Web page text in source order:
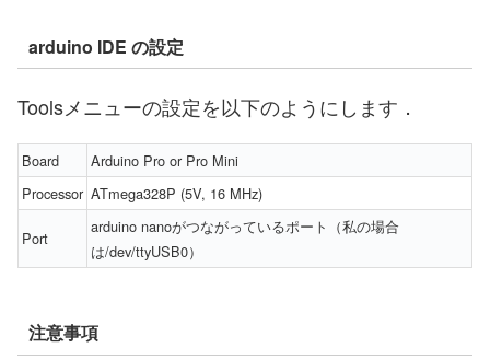
arduino IDE の設定
Toolsメニューの設定を以下のようにします．
Board
Arduino Pro or Pro Mini
Processor ATmega328P (5V, 16 MHz)
Port
arduino nanoがつながっているポート（私の場合
は/dev/ttyUSB0）
注意事項